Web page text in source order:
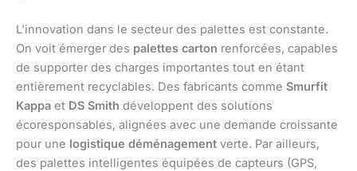
L’innovation dans le secteur des palettes est constante.
On voit émerger des palettes carton renforcées, capables
de supporter des charges importantes tout en étant
entièrement recyclables. Des fabricants comme Smurfit
Kappa et DS Smith développent des solutions
écoresponsables, alignées avec une demande croissante
pour une logistique déménagement verte. Par ailleurs,
des palettes intelligentes équipées de capteurs (GPS,